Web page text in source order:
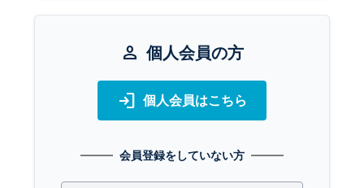
person 個人会員の方
login 個人会員はこちら
会員登録をしていない方